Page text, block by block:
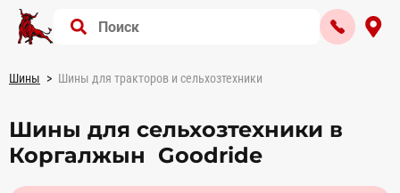
Шины Шины для тракторов и сельхозтехники
Шины для сельхозтехники в
Коргалжын Goodride